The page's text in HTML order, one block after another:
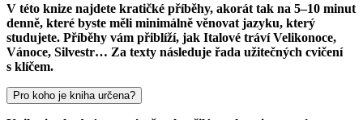
V této knize najdete kratičké příběhy, akorát tak na 5–10 minut
denně, které byste měli minimálně věnovat jazyku, který
studujete. Příběhy vám přiblíží, jak Italové tráví Velikonoce,
Vánoce, Silvestr… Za texty následuje řada užitečných cvičení
s klíčem.
Pro koho je kniha určena?